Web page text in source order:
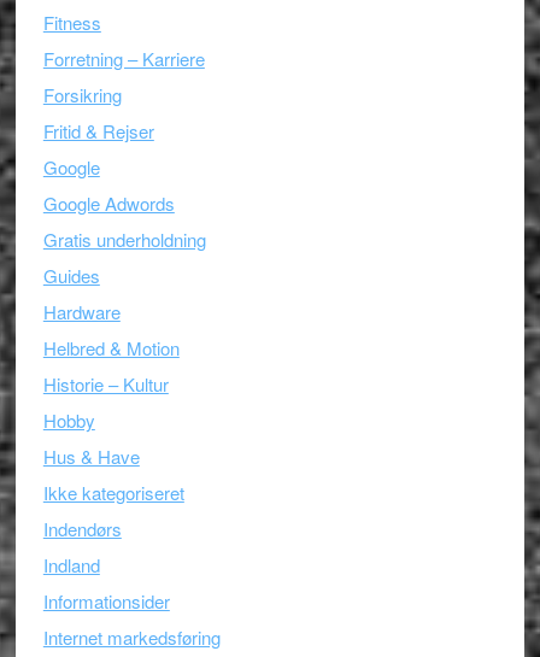
Fitness
Forretning – Karriere
Forsikring
Fritid & Rejser
Google
Google Adwords
Gratis underholdning
Guides
Hardware
Helbred & Motion
Historie – Kultur
Hobby
Hus & Have
Ikke kategoriseret
Indendørs
Indland
Informationsider
Internet markedsføring